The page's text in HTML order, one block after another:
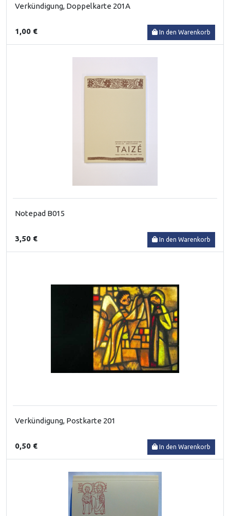
Verkündigung, Doppelkarte 201A
1,00 € In den Warenkorb
Notepad B015
3,50 € In den Warenkorb
Verkündigung, Postkarte 201
0,50 € In den Warenkorb